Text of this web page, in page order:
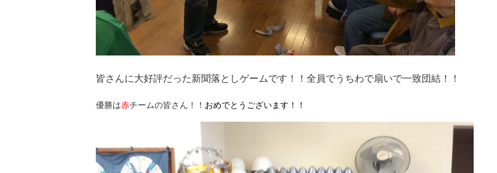
皆さんに大好評だった新聞落としゲームです！！全員でうちわで扇いで一致団結！！
優勝は赤チームの皆さん！！ おめでとうございます！！